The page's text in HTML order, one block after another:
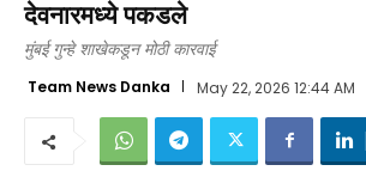
देवनारमध्ये पकडले
मुंबई गुन्हे शाखेकडून मोठी कारवाई
Team News Danka May 22, 2026 12:44 AM